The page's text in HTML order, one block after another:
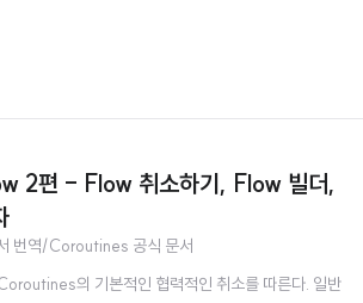
2편 - Flow 취소하기, Flow 빌더,
번역/Coroutines 공식 문서
의 기본적인 협력적인 취소를 따른다. 일반